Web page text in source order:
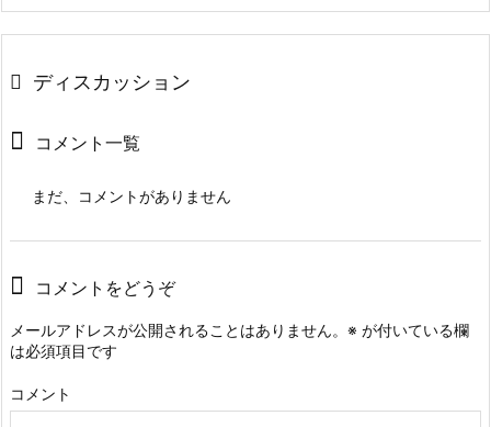
ディスカッション
コメント一覧
まだ、コメントがありません
コメントをどうぞ
メールアドレスが公開されることはありません。 ※ が付いている欄
は必須項目です
コメント